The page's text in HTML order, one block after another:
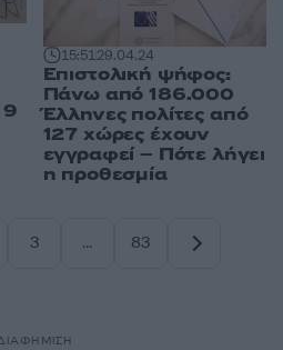
9
15:5129.04.24
Επιστολική ψήφος:
Πάνω από 186.000
Έλληνες πολίτες από
127 χώρες έχουν
εγγραφεί – Πότε λήγει
η προθεσμία
3
…
83